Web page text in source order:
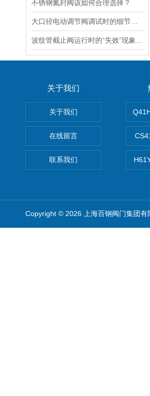
不锈钢氮封阀该如何合理选择？
关于我们
关于我们
在线留言
联系我们
Copyright © 2026 上海百钢阀门集团有